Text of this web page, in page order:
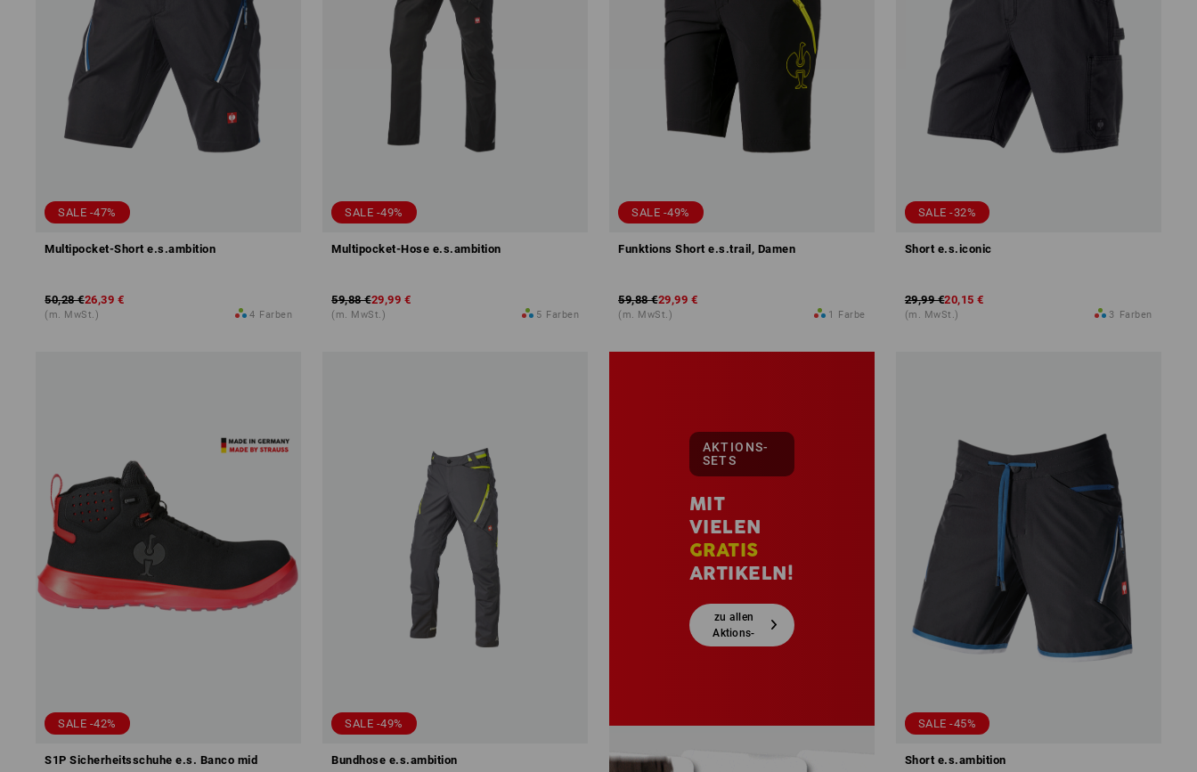
SALE -47%
Multipocket-Short e.s.ambition
50,28 €26,39 €
(m. MwSt.) 4 Farben
SALE -49%
Multipocket-Hose e.s.ambition
59,88 €29,99 €
(m. MwSt.) 5 Farben
SALE -49%
Funktions Short e.s.trail, Damen
59,88 €29,99 €
(m. MwSt.) 1 Farbe
SALE -32%
Short e.s.iconic
29,99 €20,15 €
(m. MwSt.) 3 Farben
SALE -42%
S1P Sicherheitsschuhe e.s. Banco mid
SALE -49%
Bundhose e.s.ambition
AKTIONS-
SETS
MIT
VIELEN
GRATIS
ARTIKELN!
zu allen
Aktions-
Sets
SALE -45%
Short e.s.ambition